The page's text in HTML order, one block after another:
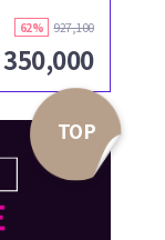
62% 927,100
350,000
TOP